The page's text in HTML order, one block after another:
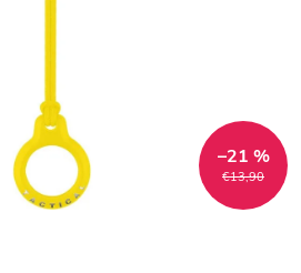
€13,90
–21 %